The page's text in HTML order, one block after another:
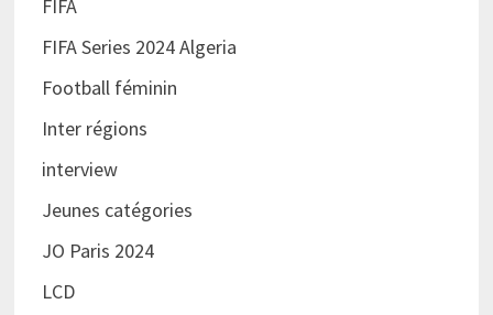
FIFA
FIFA Series 2024 Algeria
Football féminin
Inter régions
interview
Jeunes catégories
JO Paris 2024
LCD